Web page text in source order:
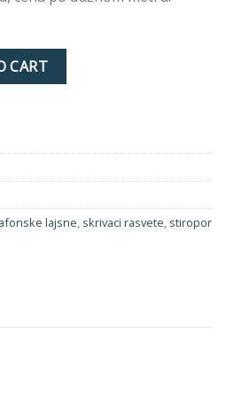
quantity
CART
lajsne, skrivaci rasvete, stiropor